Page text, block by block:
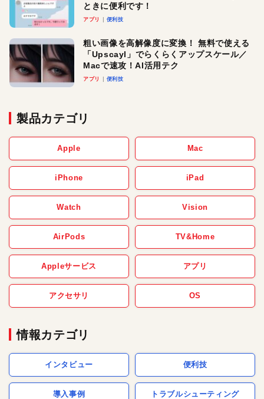
ときに便利です！
アプリ 便利技
粗い画像を高解像度に変換！ 無料で使える
「Upscayl」でらくらくアップスケール／
Macで速攻！AI活用テク
アプリ 便利技
製品カテゴリ
Apple Mac
iPhone iPad
Watch Vision
AirPods TV&Home
Appleサービス アプリ
アクセサリ OS
情報カテゴリ
インタビュー 便利技
導入事例 トラブルシューティング